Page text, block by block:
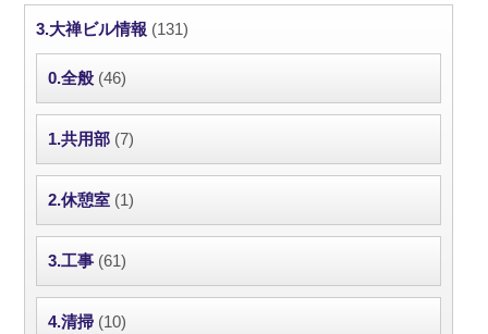
3.大禅ビル情報 (131)
0.全般 (46)
1.共用部 (7)
2.休憩室 (1)
3.工事 (61)
4.清掃 (10)